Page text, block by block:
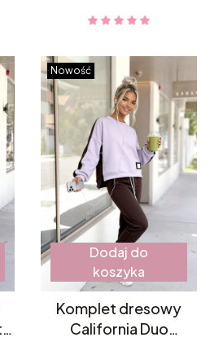
Nowość
Dodaj do
koszyka
Komplet dresowy
California Duo